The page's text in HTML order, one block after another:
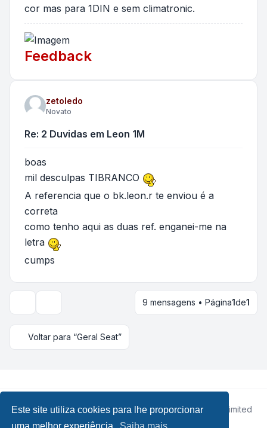
Este site utiliza cookies para lhe proporcionar
cor mas para 1DIN e sem climatronic.
Feedback
zetoledo
Novato
Re: 2 Duvidas em Leon 1M
boas
mil desculpas TIBRANCO
A referencia que o bk.leon.r te enviou é a
correta
como tenho aqui as duas ref. enganei-me na
letra
cumps
Opções de visualização e ordenação
9 mensagens • Página1de1
Voltar para “Geral Seat”
Desenvolvido porphpBB® Forum Software © phpBB Limited
• Design by
Leenoz.com